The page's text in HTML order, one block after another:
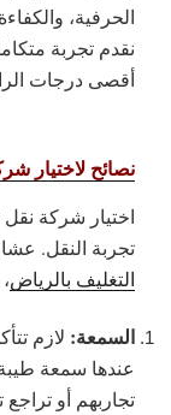
الحرفية،
نقدم تجربة
أقصى درجات
نصائح لاختيار
اختيار شركة
تجربة النقل.
التغليف بالرياض
السمعة: لازم
عندها سمعة
تجاربهم أو